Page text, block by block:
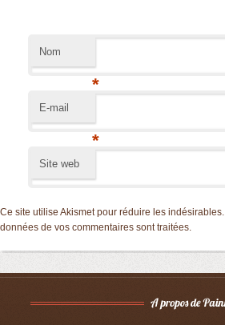
Nom
*
E-mail
*
Site web
Ce site utilise Akismet pour réduire les indésirables.
données de vos commentaires sont traitées.